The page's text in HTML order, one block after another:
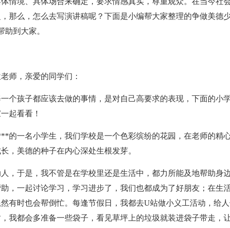
那么，怎么去写演讲稿呢？下面是小编帮大家整理的争做美德
到大家。
师，亲爱的同学们：
个孩子都应该去做的事情，是对自己高要求的表现，下面的小
起看看！
**的一名小学生，我们学校是一个色彩缤纷的花园，在老师的精
，美德的种子在内心深处生根发芽。
，于是，我不管是在学校里还是生活中，都力所能及地帮助身
，一起讨论学习，学习进步了，我们也都成为了好朋友；在生
有时也会帮倒忙。每逢节假日，我都去U站做小义工活动，给
我都会多准备一些袋子，看见草坪上的垃圾就装进袋子带走，